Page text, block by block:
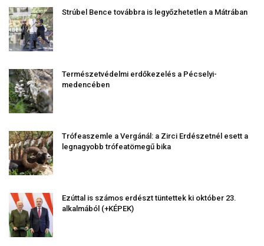
Strúbel Bence továbbra is legyőzhetetlen a Mátrában
Természetvédelmi erdőkezelés a Pécselyi-
medencében
Trófeaszemle a Vergánál: a Zirci Erdészetnél esett a
legnagyobb trófeatömegű bika
Ezúttal is számos erdészt tüntettek ki október 23.
alkalmából (+KÉPEK)